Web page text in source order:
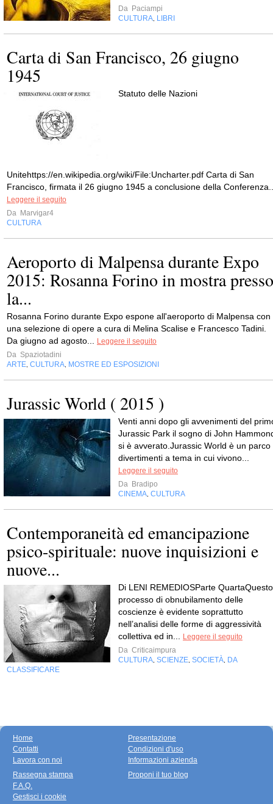
Da Paciampi
CULTURA LIBRI
Carta di San Francisco, 26 giugno
1945
Statuto delle Nazioni
Unitehttps://en.wikipedia.org/wiki/File:Uncharter.pdf Carta di San
Francisco, firmata il 26 giugno 1945 a conclusione della
Leggere il seguito
Da Marvigar4
CULTURA
Aeroporto di Malpensa durante Expo
2015: Rosanna Forino in mostra presso
la...
Rosanna Forino durante Expo espone all'aeroporto di Malpensa con
una selezione di opere a cura di Melina Scalise e Francesco Tadini.
Da giugno ad agosto...
Leggere il seguito
Da Spaziotadini
ARTE CULTURA MOSTRE ED ESPOSIZIONI
Jurassic World ( 2015 )
Venti anni dopo gli avvenimenti del
Jurassic Park il sogno di John
si è avverato.Jurassic World è un parco
divertimenti a tema in cui vivono...
Leggere il seguito
Da Bradipo
CINEMA CULTURA
Contemporaneità ed emancipazione
psico-spirituale: nuove inquisizioni e
nuove...
Di LENI REMEDIOSParte QuartaQuesto
processo di obnubilamento delle
coscienze è evidente soprattutto
nell’analisi delle forme di aggressività
collettiva ed in...
Leggere il seguito
Da Criticaimpura
CULTURA SCIENZE SOCIETÀ DA
CLASSIFICARE
Home
Contatti
Lavora con noi
Presentazione
Condizioni d'uso
Informazioni azienda
Rassegna stampa
F.A.Q.
Gestisci i cookie
Proponi il tuo blog